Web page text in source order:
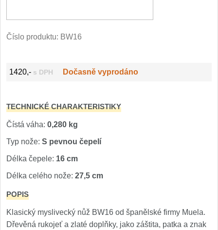
Filetovací nože 7
Nože na chleba
Vykosťovací nože
Plátkovací nože
Porcovací nože 2
Sekáčky a speciální nože
15
Japonské nože
Kuchyňské příslušenství
Číslo produktu: BW16
1420,- s DPH Dočasně vyprodáno
TECHNICKÉ CHARAKTERISTIKY
Čístá váha: 0,280 kg
Typ nože: S pevnou čepelí
Délka čepele: 16 cm
Délka celého nože: 27,5 cm
POPIS
Klasický myslivecký nůž BW16 od španělské firmy Muela.
Dřevěná rukojeť a zlaté doplňky, jako záštita, patka a znak